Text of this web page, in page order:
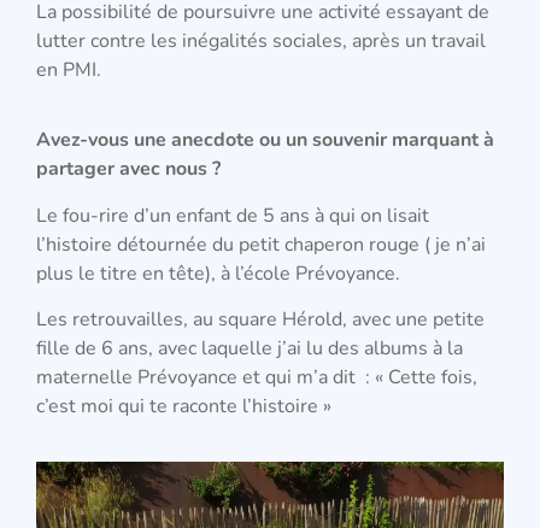
La possibilité de poursuivre une activité essayant de
lutter contre les inégalités sociales, après un travail
en PMI.
Avez-vous une anecdote ou un souvenir marquant à
partager avec nous ?
Le fou-rire d’un enfant de 5 ans à qui on lisait
l’histoire détournée du petit chaperon rouge ( je n’ai
plus le titre en tête), à l’école Prévoyance.
Les retrouvailles, au square Hérold, avec une petite
fille de 6 ans, avec laquelle j’ai lu des albums à la
maternelle Prévoyance et qui m’a dit : « Cette fois,
c’est moi qui te raconte l’histoire »